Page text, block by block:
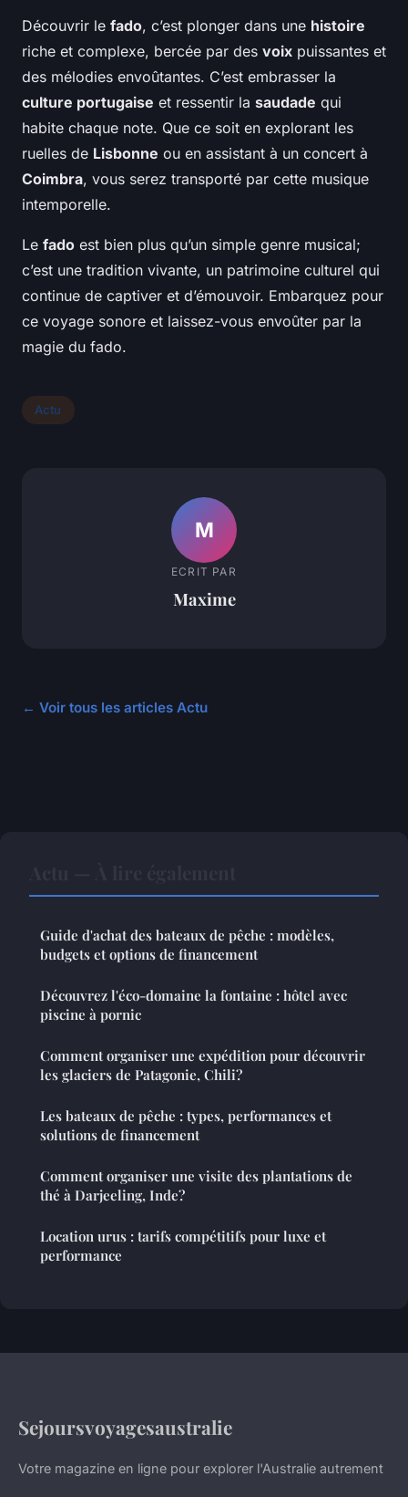
Découvrir le fado, c’est plonger dans une histoire
riche et complexe, bercée par des voix puissantes et
des mélodies envoûtantes. C’est embrasser la
culture portugaise et ressentir la saudade qui
habite chaque note. Que ce soit en explorant les
ruelles de Lisbonne ou en assistant à un concert à
Coimbra, vous serez transporté par cette musique
intemporelle.
Le fado est bien plus qu’un simple genre musical;
c’est une tradition vivante, un patrimoine culturel qui
continue de captiver et d’émouvoir. Embarquez pour
ce voyage sonore et laissez-vous envoûter par la
magie du fado.
Actu
M
ECRIT PAR
Maxime
← Voir tous les articles Actu
Guide d'achat des bateaux de pêche : modèles,
budgets et options de financement
Découvrez l'éco-domaine la fontaine : hôtel avec
piscine à pornic
Comment organiser une expédition pour découvrir
les glaciers de Patagonie, Chili?
Les bateaux de pêche : types, performances et
solutions de financement
Comment organiser une visite des plantations de
thé à Darjeeling, Inde?
Location urus : tarifs compétitifs pour luxe et
performance
Sejoursvoyagesaustralie
Votre magazine en ligne pour explorer l'Australie autrement